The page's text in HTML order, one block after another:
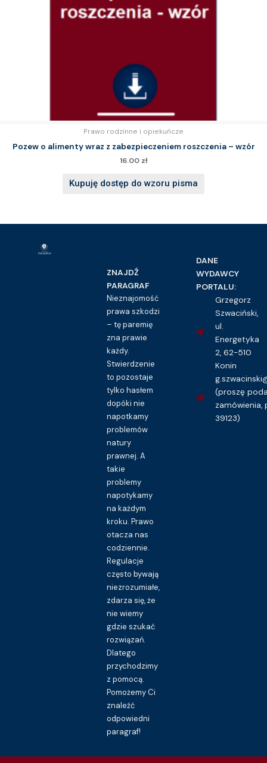
Prawo rodzinne i opiekuńcze
Pozew o alimenty wraz z zabezpieczeniem roszczenia – wzór
16.00 zł
Kupuję dostęp do wzoru pisma
ZNAJDŹ
PARAGRAF
Nieznajomość
prawa szkodzi
– tę paremię
zna prawie
każdy.
Stwierdzenie
to pozostaje
tylko hasłem
dopóki nie
napotkamy
problemów
natury
prawnej. A
takie
problemy
napotykamy
na każdym
kroku. Prawo
otacza nas
codziennie.
Regulacje
często bywają
niezrozumiałe,
zdarza się, że
nie wiemy
gdzie szukać
rozwiązań.
Dlatego
przychodzimy
z pomocą.
Pomożemy Ci
znaleźć
odpowiedni
paragraf!
DANE
WYDAWCY
PORTALU:
Grzegorz
Szwaciński,
ul.
Energetyka
2, 62-510
Konin
(proszę
zamówienia,
39123)